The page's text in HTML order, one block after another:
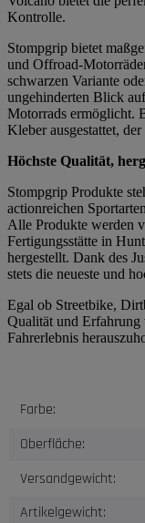
Kontrolle.
Stompgrip bietet
und Offroad-
schwarzen Variante
ungehinderten Blick
Motorrads ermöglicht.
Kleber ausgestattet,
Höchste Qualität,
Stompgrip Produkte
actionreichen
Alle Produkte werden
Fertigungsstätte in
hergestellt. Dank des
stets die neueste und
Egal ob Streetbike,
Qualität und Erfahrung
Fahrerlebnis
Produkteigenschaft
Wert
Farbe:
Oberfläche:
Versandgewicht:
Artikelgewicht: